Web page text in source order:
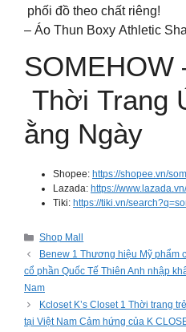
phối đồ theo chất riêng!
– Áo Thun Boxy Athletic
SOMEHOW
Thời Trang
ằng Ngày
Shopee: https://shopee.vn/
Lazada: https://
Tiki: https://tiki.vn/
Categories
Shop Mall
Benew 1 Thương hiệu Mỹ phẩm
cổ phần Quốc Tế Thiên Anh nhập
Nam
Kcloset K’s Closet 1 Thời trang
tại Việt Nam Cảm hứng của K